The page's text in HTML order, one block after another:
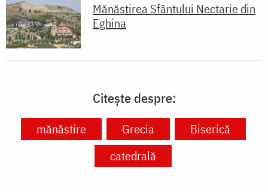
Mănăstirea Sfântului Nectarie din
Eghina
Citește despre:
mănăstire Grecia
Biserică
catedrală